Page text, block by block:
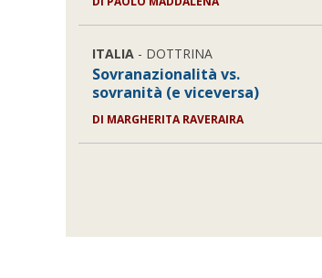
ITALIA - DOTTRINA
Sovranazionalità vs.
sovranità (e viceversa)
DI MARGHERITA RAVERAIRA